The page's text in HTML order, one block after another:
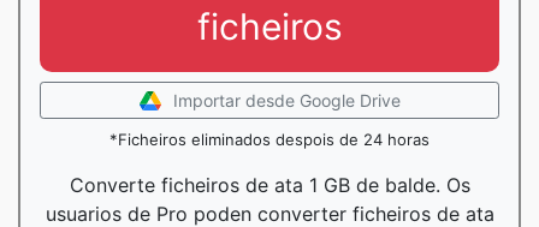
ficheiros
Importar desde Google Drive
*Ficheiros eliminados despois de 24 horas
Converte ficheiros de ata 1 GB de balde. Os
usuarios de Pro poden converter ficheiros de ata